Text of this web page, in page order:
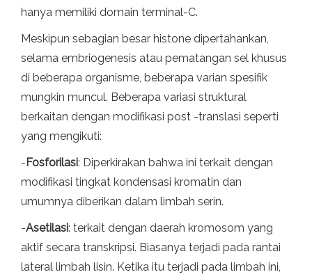
hanya memiliki domain terminal-C.
Meskipun sebagian besar histone dipertahankan,
selama embriogenesis atau pematangan sel khusus
di beberapa organisme, beberapa varian spesifik
mungkin muncul. Beberapa variasi struktural
berkaitan dengan modifikasi post -translasi seperti
yang mengikuti:
-Fosforilasi: Diperkirakan bahwa ini terkait dengan
modifikasi tingkat kondensasi kromatin dan
umumnya diberikan dalam limbah serin.
-Asetilasi: terkait dengan daerah kromosom yang
aktif secara transkripsi. Biasanya terjadi pada rantai
lateral limbah lisin. Ketika itu terjadi pada limbah ini,